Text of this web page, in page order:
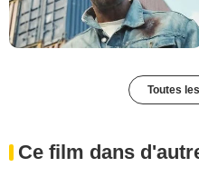
Toutes
Ce film dans